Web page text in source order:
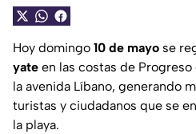
Hoy domingo 10 de mayo se
yate en las costas de
la avenida Líbano, generando
turistas y ciudadanos que se
la playa.